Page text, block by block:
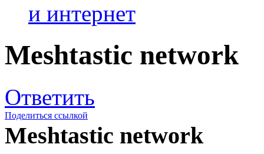
и интернет
Meshtastic network
Ответить
Поделиться ссылкой
Meshtastic network